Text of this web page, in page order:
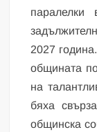
2027
общината
на
бяха
общинска